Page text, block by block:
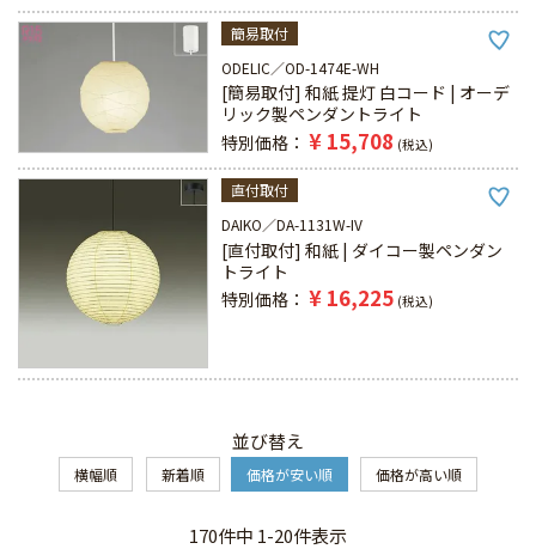
簡易取付
ODELIC
OD-1474E-WH
[簡易取付] 和紙 提灯 白コード | オーデ
リック製ペンダントライト
特別価格
¥ 15,708 税込
直付取付
DAIKO
DA-1131W-IV
[直付取付] 和紙 | ダイコー製ペンダン
トライト
特別価格
¥ 16,225 税込
並び替え
横幅順 新着順 価格が安い順 価格が高い順
170件中 1-20件表示